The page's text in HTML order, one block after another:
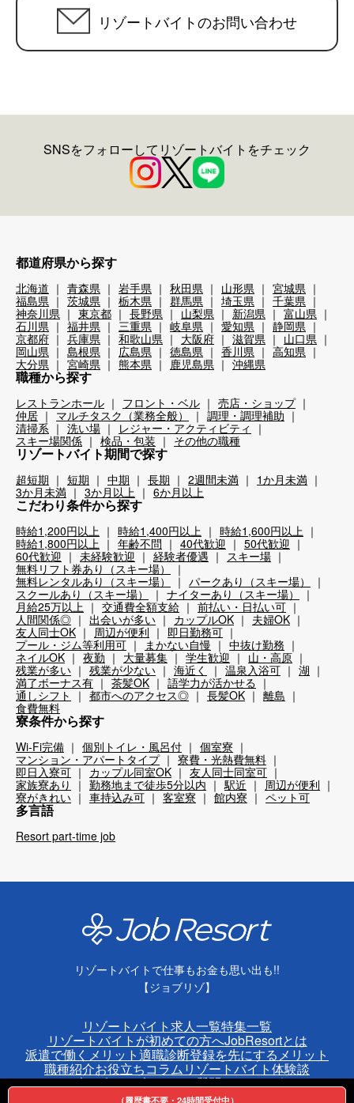
リゾートバイトのお問い合わせ
（履歴書不要・24時間受付中）
SNSをフォローしてリゾートバイトをチェック
都道府県から探す
北海道 青森県 岩手県 秋田県 山形県
宮城県
福島県
茨城県 栃木県 群馬県 埼玉県
千葉県
神奈川県
東京都 長野県 山梨県 新潟県
富山県
石川県
福井県 三重県 岐阜県 愛知県
静岡県
京都府
兵庫県 和歌山県 大阪府 滋賀県
山口県
岡山県
島根県 広島県 徳島県 香川県
高知県
大分県
宮崎県 熊本県 鹿児島県 沖縄県
職種から探す
レストランホール フロント・ベル
売店・ショップ
仲居
マルチタスク（業務全般）
調理・調理補助
清掃系
洗い場
レジャー・アクティビティ
スキー場関係
検品・包装 その他の職種
リゾートバイト期間で探す
超短期 短期 中期 長期 2週間未満
1か月未満
3か月未満
3か月以上 6か月以上
こだわり条件から探す
時給1,200円以上 時給1,400円以上
時給1,600円以上
時給1,800円以上
年齢不問 40代歓迎
50代歓迎
60代歓迎
未経験歓迎 経験者優遇
スキー場
無料リフト券あり（スキー場）
無料レンタルあり（スキー場）
パークあり（スキー場）
スクールあり（スキー場）
ナイターあり（スキー場）
月給25万以上
交通費全額支給
前払い・日払い可
人間関係◎
出会いが多い カップルOK
夫婦OK
友人同士OK
周辺が便利
即日勤務可
プール・ジム等利用可
まかない自慢
中抜け勤務
ネイルOK
夜勤 大量募集 学生歓迎
山・高原
残業が多い
残業が少ない 海近く 温泉入浴可
湖
満了ボーナス有
茶髪OK
語学力が活かせる
通しシフト
都市へのアクセス◎ 長髪OK
離島
食費無料
寮条件から探す
Wi-Fi完備 個別トイレ・風呂付
個室寮
マンション・アパートタイプ
寮費・光熱費無料
即日入寮可
カップル同室OK
友人同士同室可
家族寮あり
勤務地まで徒歩5分以内 駅近
周辺が便利
寮がきれい
車持込み可 客室寮 館内寮 ペット可
多言語
Resort part-time job
リゾートバイトで仕事もお金も思い出も!!
【ジョブリゾ】
リゾートバイト求人一覧特集一覧
リゾートバイトが初めての方へJobResortとは
派遣で働くメリット適職診断登録を先にするメリット
職種紹介お役立ちコラムリゾートバイト体験談
ジョブリゾクラブよくある質問ホテルサポート